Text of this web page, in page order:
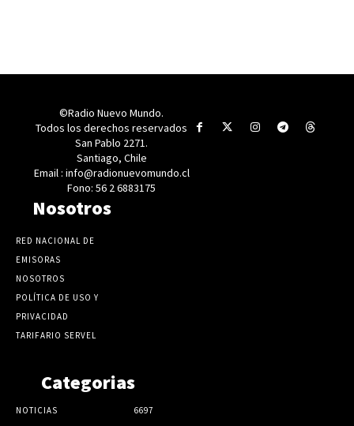
©Radio Nuevo Mundo.
Todos los derechos reservados
San Pablo 2271.
Santiago, Chile
Email : info@radionuevomundo.cl
Fono: 56 2 6883175
Nosotros
RED NACIONAL DE
EMISORAS
NOSOTROS
POLÍTICA DE USO Y
PRIVACIDAD
TARIFARIO SERVEL
Categorias
NOTICIAS
6697